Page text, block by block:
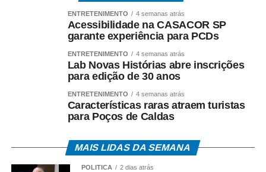
ENTRETENIMENTO 4 semanas atrás
Acessibilidade na CASACOR SP
garante experiência para PCDs
ENTRETENIMENTO 4 semanas atrás
Lab Novas Histórias abre inscrições
para edição de 30 anos
ENTRETENIMENTO 4 semanas atrás
Características raras atraem turistas
para Poços de Caldas
MAIS LIDAS DA SEMANA
POLÍTICA 2 dias atrás